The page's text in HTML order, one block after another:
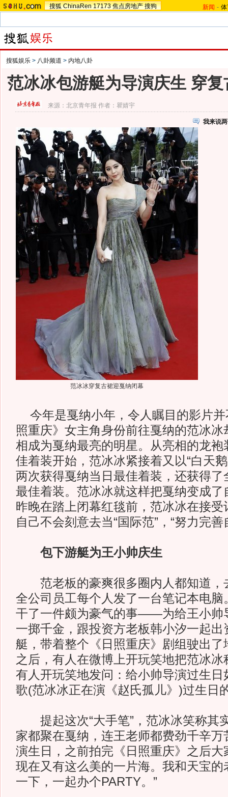
搜狐 ChinaRen 17173 焦点房地产 搜狗 新闻 -
搜狐娱乐 > 八卦频道 > 内地八卦
范冰冰包游艇为导演庆生 穿
来源：北京青年报 作者：瞿婧宇
我来说
范冰冰穿复古裙迎戛纳闭幕
今年是戛纳小年，令人瞩目的影片并
照重庆》女主角身份前往戛纳的范冰
相成为戛纳最亮的明星。从亮相的龙袍
佳着装开始，范冰冰紧接着又以“白天鹅
两次获得戛纳当日最佳着装，还获得了
最佳着装。范冰冰就这样把戛纳变成了
昨晚在踏上闭幕红毯前，范冰冰在接受
自己不会刻意去当“国际范”，“努力完
包下游艇为王小帅庆生
范老板的豪爽很多圈内人都知道，
全公司员工每个人发了一台笔记本电脑
干了一件颇为豪气的事——为给王小帅
一掷千金，跟投资方老板韩小汐一起出
艇，带着整个《日照重庆》剧组驶出了
之后，有人在微博上开玩笑地把范冰冰
有人开玩笑地发问：给小帅导演过生日
歌(范冰冰正在演《赵氏孤儿》)过生日
提起这次“大手笔”，范冰冰笑称其
家都聚在戛纳，连王老师都费劲千辛万
演生日，之前拍完《日照重庆》之后大
现在又有这么美的一片海。我和天宝的
一下，一起办个PARTY。”